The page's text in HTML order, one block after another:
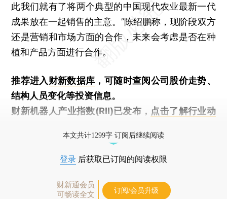
此我们就有了将两个典型的中国现代农业最新一代
成果放在一起销售的主意。”陈绍鹏称，现阶段双方
还是营销和市场方面的合作，未来会考虑是否在种
植和产品方面进行合作。
推荐进入财新数据库 ，可随时查阅公司股价走势、
结构人员变化等投资信息。
财新机器人产业指数(RII)已发布， 点击了解行业动
本文共计1299字 订阅后继续阅读
登录 后获取已订阅的阅读权限
财新通会员
可畅读全文
订阅/会员升级